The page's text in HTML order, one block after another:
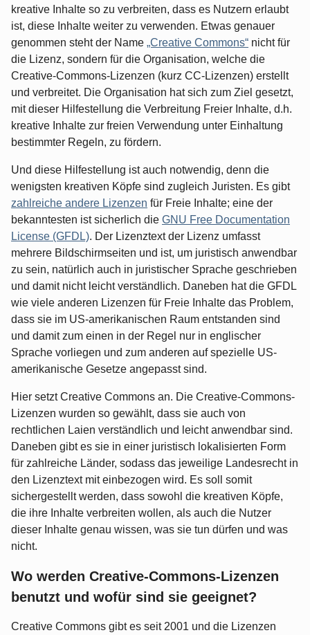
kreative Inhalte so zu verbreiten, dass es Nutzern erlaubt
ist, diese Inhalte weiter zu verwenden. Etwas genauer
genommen steht der Name „Creative Commons“ nicht für
die Lizenz, sondern für die Organisation, welche die
Creative-Commons-Lizenzen (kurz CC-Lizenzen) erstellt
und verbreitet. Die Organisation hat sich zum Ziel gesetzt,
mit dieser Hilfestellung die Verbreitung Freier Inhalte, d.h.
kreative Inhalte zur freien Verwendung unter Einhaltung
bestimmter Regeln, zu fördern.
Und diese Hilfestellung ist auch notwendig, denn die
wenigsten kreativen Köpfe sind zugleich Juristen. Es gibt
zahlreiche andere Lizenzen für Freie Inhalte; eine der
bekanntesten ist sicherlich die GNU Free Documentation
License (GFDL). Der Lizenztext der Lizenz umfasst
mehrere Bildschirmseiten und ist, um juristisch anwendbar
zu sein, natürlich auch in juristischer Sprache geschrieben
und damit nicht leicht verständlich. Daneben hat die GFDL
wie viele anderen Lizenzen für Freie Inhalte das Problem,
dass sie im US-amerikanischen Raum entstanden sind
und damit zum einen in der Regel nur in englischer
Sprache vorliegen und zum anderen auf spezielle US-
amerikanische Gesetze angepasst sind.
Hier setzt Creative Commons an. Die Creative-Commons-
Lizenzen wurden so gewählt, dass sie auch von
rechtlichen Laien verständlich und leicht anwendbar sind.
Daneben gibt es sie in einer juristisch lokalisierten Form
für zahlreiche Länder, sodass das jeweilige Landesrecht in
den Lizenztext mit einbezogen wird. Es soll somit
sichergestellt werden, dass sowohl die kreativen Köpfe,
die ihre Inhalte verbreiten wollen, als auch die Nutzer
dieser Inhalte genau wissen, was sie tun dürfen und was
nicht.
Wo werden Creative-Commons-Lizenzen
benutzt und wofür sind sie geeignet?
Creative Commons gibt es seit 2001 und die Lizenzen